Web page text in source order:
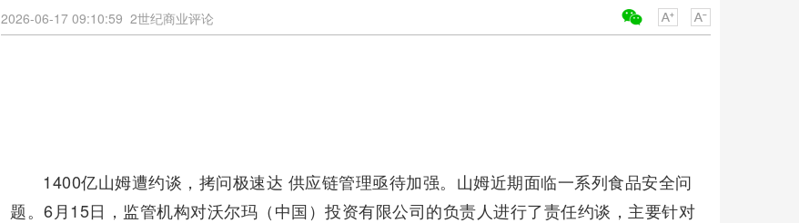
2026-06-17 09:10:59 2世纪商业评论
1400亿山姆遭约谈，拷问极速达 供应链管理亟待加强。山姆近期面临一系列食品安全问
题。6月15日，监管机构对沃尔玛（中国）投资有限公司的负责人进行了责任约谈，主要针对